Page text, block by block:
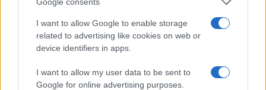
I want to allow Google to enable storage
related to advertising like cookies on web or
device identifiers in apps.
I want to allow my user data to be sent to
Google for online advertising purposes.
ricevute. Se si compra da professionista, leggere
condizioni digaranzia legale
se da privato, formalizzare per iscritto lo stato
dichiarato.